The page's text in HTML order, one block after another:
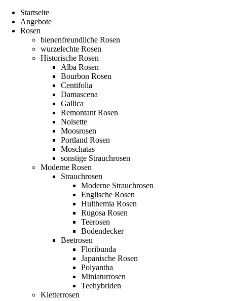
Startseite
Angebote
Rosen
bienenfreundliche Rosen
wurzelechte Rosen
Historische Rosen
Alba Rosen
Bourbon Rosen
Centifolia
Damascena
Gallica
Remontant Rosen
Noisette
Moosrosen
Portland Rosen
Moschatas
sonstige Strauchrosen
Moderne Rosen
Strauchrosen
Moderne Strauchrosen
Englische Rosen
Hulthemia Rosen
Rugosa Rosen
Teerosen
Bodendecker
Beetrosen
Floribunda
Japanische Rosen
Polyantha
Miniaturrosen
Teehybriden
Kletterrosen